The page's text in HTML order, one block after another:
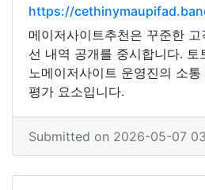
https://
메이저사이트추천은 꾸준한
선 내역 공개를 중시합니다. 토
노메이저사이트 운영진의 소
평가 요소입니다.
Submitted on 2026-05-07